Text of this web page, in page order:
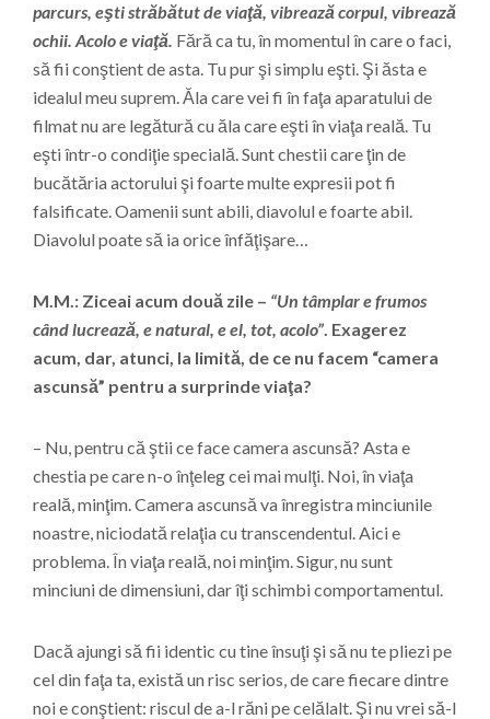
parcurs, eşti străbătut de viaţă, vibrează corpul, vibrează
ochii. Acolo e viaţă. Fără ca tu, în momentul în care o faci,
să fii conştient de asta. Tu pur şi simplu eşti. Şi ăsta e
idealul meu suprem. Ăla care vei fi în faţa aparatului de
filmat nu are legătură cu ăla care eşti în viaţa reală. Tu
eşti într-o condiţie specială. Sunt chestii care ţin de
bucătăria actorului şi foarte multe expresii pot fi
falsificate. Oamenii sunt abili, diavolul e foarte abil.
Diavolul poate să ia orice înfăţişare…
M.M.: Ziceai acum două zile – “Un tâmplar e frumos
când lucrează, e natural, e el, tot, acolo”. Exagerez
acum, dar, atunci, la limită, de ce nu facem “camera
ascunsă” pentru a surprinde viaţa?
– Nu, pentru că ştii ce face camera ascunsă? Asta e
chestia pe care n-o înţeleg cei mai mulţi. Noi, în viaţa
reală, minţim. Camera ascunsă va înregistra minciunile
noastre, niciodată relaţia cu transcendentul. Aici e
problema. În viaţa reală, noi minţim. Sigur, nu sunt
minciuni de dimensiuni, dar îţi schimbi comportamentul.
Dacă ajungi să fii identic cu tine însuţi şi să nu te pliezi pe
cel din faţa ta, există un risc serios, de care fiecare dintre
noi e conştient: riscul de a-l răni pe celălalt. Şi nu vrei să-l